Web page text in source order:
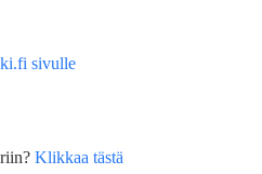
sivulle
Klikkaa tästä